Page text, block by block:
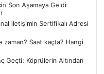
Son Aşamaya Geldi:
İletişimin Sertifikalı Adresi
zaman? Saat kaçta? Hangi
Geçti: Köprülerin Altından